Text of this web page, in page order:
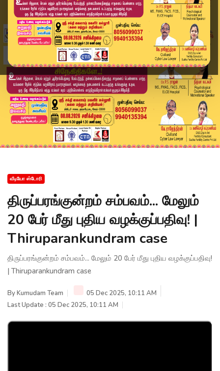
வீடியோ ஸ்டோரி
திருப்பரங்குன்றம் சம்பவம்... மேலும்
20 பேர் மீது புதிய வழக்குப்பதிவு! |
Thiruparankundram case
திருப்பரங்குன்றம் சம்பவம்... மேலும் 20 பேர் மீது புதிய வழக்குப்பதிவு!
| Thiruparankundram case
ByKumudam Team
05 Dec 2025, 10:11 AM
Last Update : 05 Dec 2025, 10:11 AM